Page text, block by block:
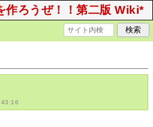
作ろうぜ！！第二版 Wiki*